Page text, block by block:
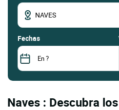
fechas
Naves : Descubra